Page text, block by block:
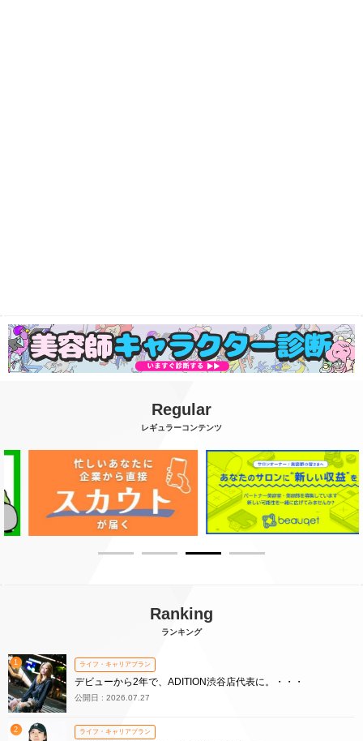
Regular
レギュラーコンテンツ
Ranking
ランキング
1 ライフ・キャリアプラン
デビューから2年で、ADITION渋谷店代表に。・・・
公開日 : 2026.07.27
2 ライフ・キャリアプラン